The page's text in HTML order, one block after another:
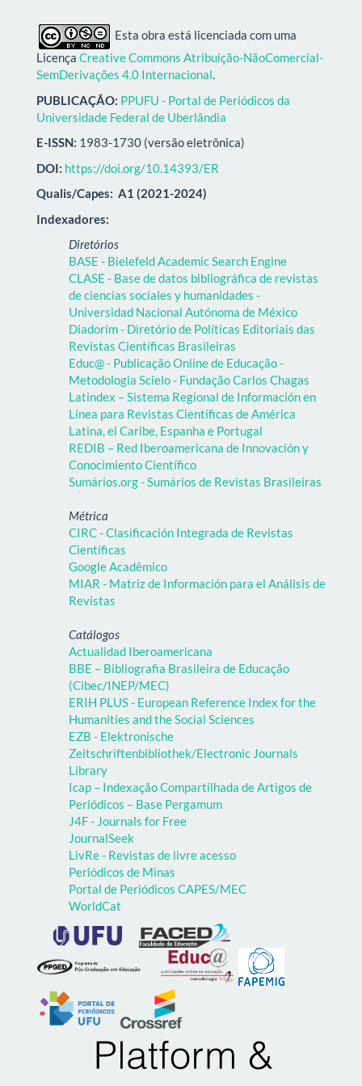
Esta obra está licenciada com uma
Licença Creative Commons Atribuição-NãoComercial-
SemDerivações 4.0 Internacional.
PUBLICAÇÃO: PPUFU - Portal de Periódicos da
Universidade Federal de Uberlândia
E-ISSN: 1983-1730 (versão eletrônica)
DOI: https://doi.org/10.14393/ER
Qualis/Capes: A1 (2021-2024)
Indexadores:
Diretórios
BASE - Bielefeld Academic Search Engine
CLASE - Base de datos bibliográfica de revistas
de ciencias sociales y humanidades -
Universidad Nacional Autónoma de México
Diadorim - Diretório de Políticas Editoriais das
Revistas Científicas Brasileiras
Educ@ - Publicação Online de Educação -
Metodologia Scielo - Fundação Carlos Chagas
Latindex – Sistema Regional de Información en
Línea para Revistas Científicas de América
Latina, el Caribe, Espanha e Portugal
REDIB – Red Iberoamericana de Innovación y
Conocimiento Científico
Sumários.org - Sumários de Revistas Brasileiras
Métrica
CIRC - Clasificación Integrada de Revistas
Científicas
Google Acadêmico
MIAR - Matriz de Información para el Análisis de
Revistas
Catálogos
Actualidad Iberoamericana
BBE – Bibliografia Brasileira de Educação
(Cibec/INEP/MEC)
ERIH PLUS - European Reference Index for the
Humanities and the Social Sciences
EZB - Elektronische
Zeitschriftenbibliothek/Electronic Journals
Library
Icap – Indexação Compartilhada de Artigos de
Periódicos – Base Pergamum
J4F - Journals for Free
JournalSeek
LivRe - Revistas de livre acesso
Periódicos de Minas
Portal de Periódicos CAPES/MEC
WorldCat